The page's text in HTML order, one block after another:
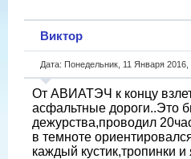
Виктор
Дата: Понедельник, 11 Января
От АВИАТЭЧ к концу
асфальтные дороги..Это
дежурства,проводил
в темноте
каждый кустик,тропинки и